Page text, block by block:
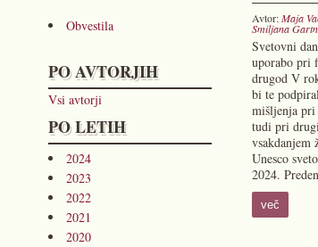
Obvestila
PO AVTORJIH
Vsi avtorji
PO LETIH
2024
2023
2022
2021
2020
Avtor:Maja
Smiljana
Svetovni
uporabo pri
drugod V
bi te
mišljenja
tudi pri
vsakdanjem
Unesco
2024.
več